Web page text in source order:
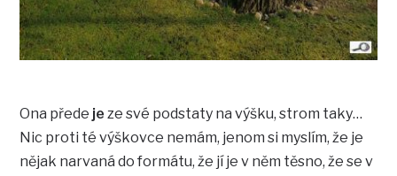
Ona přede je ze své podstaty na výšku, strom taky…
Nic proti té výškovce nemám, jenom si myslím, že je
nějak narvaná do formátu, že jí je v něm těsno, že se v